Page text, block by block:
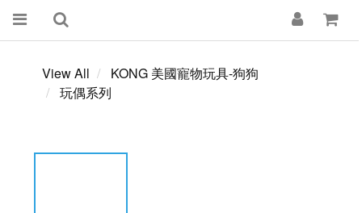
View All
KONG 美國寵物玩具-狗狗
玩偶系列